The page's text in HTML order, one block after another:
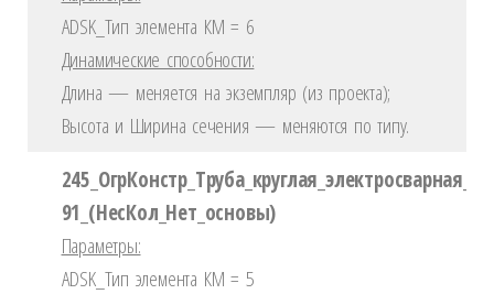
ADSK_Тип элемента КМ = 6
Динамические способности:
Длина — меняется на экземпляр (из проекта);
Высота и Ширина сечения — меняются по типу.
91_(НесКол_Нет_основы)
Параметры:
ADSK_Тип элемента КМ = 5